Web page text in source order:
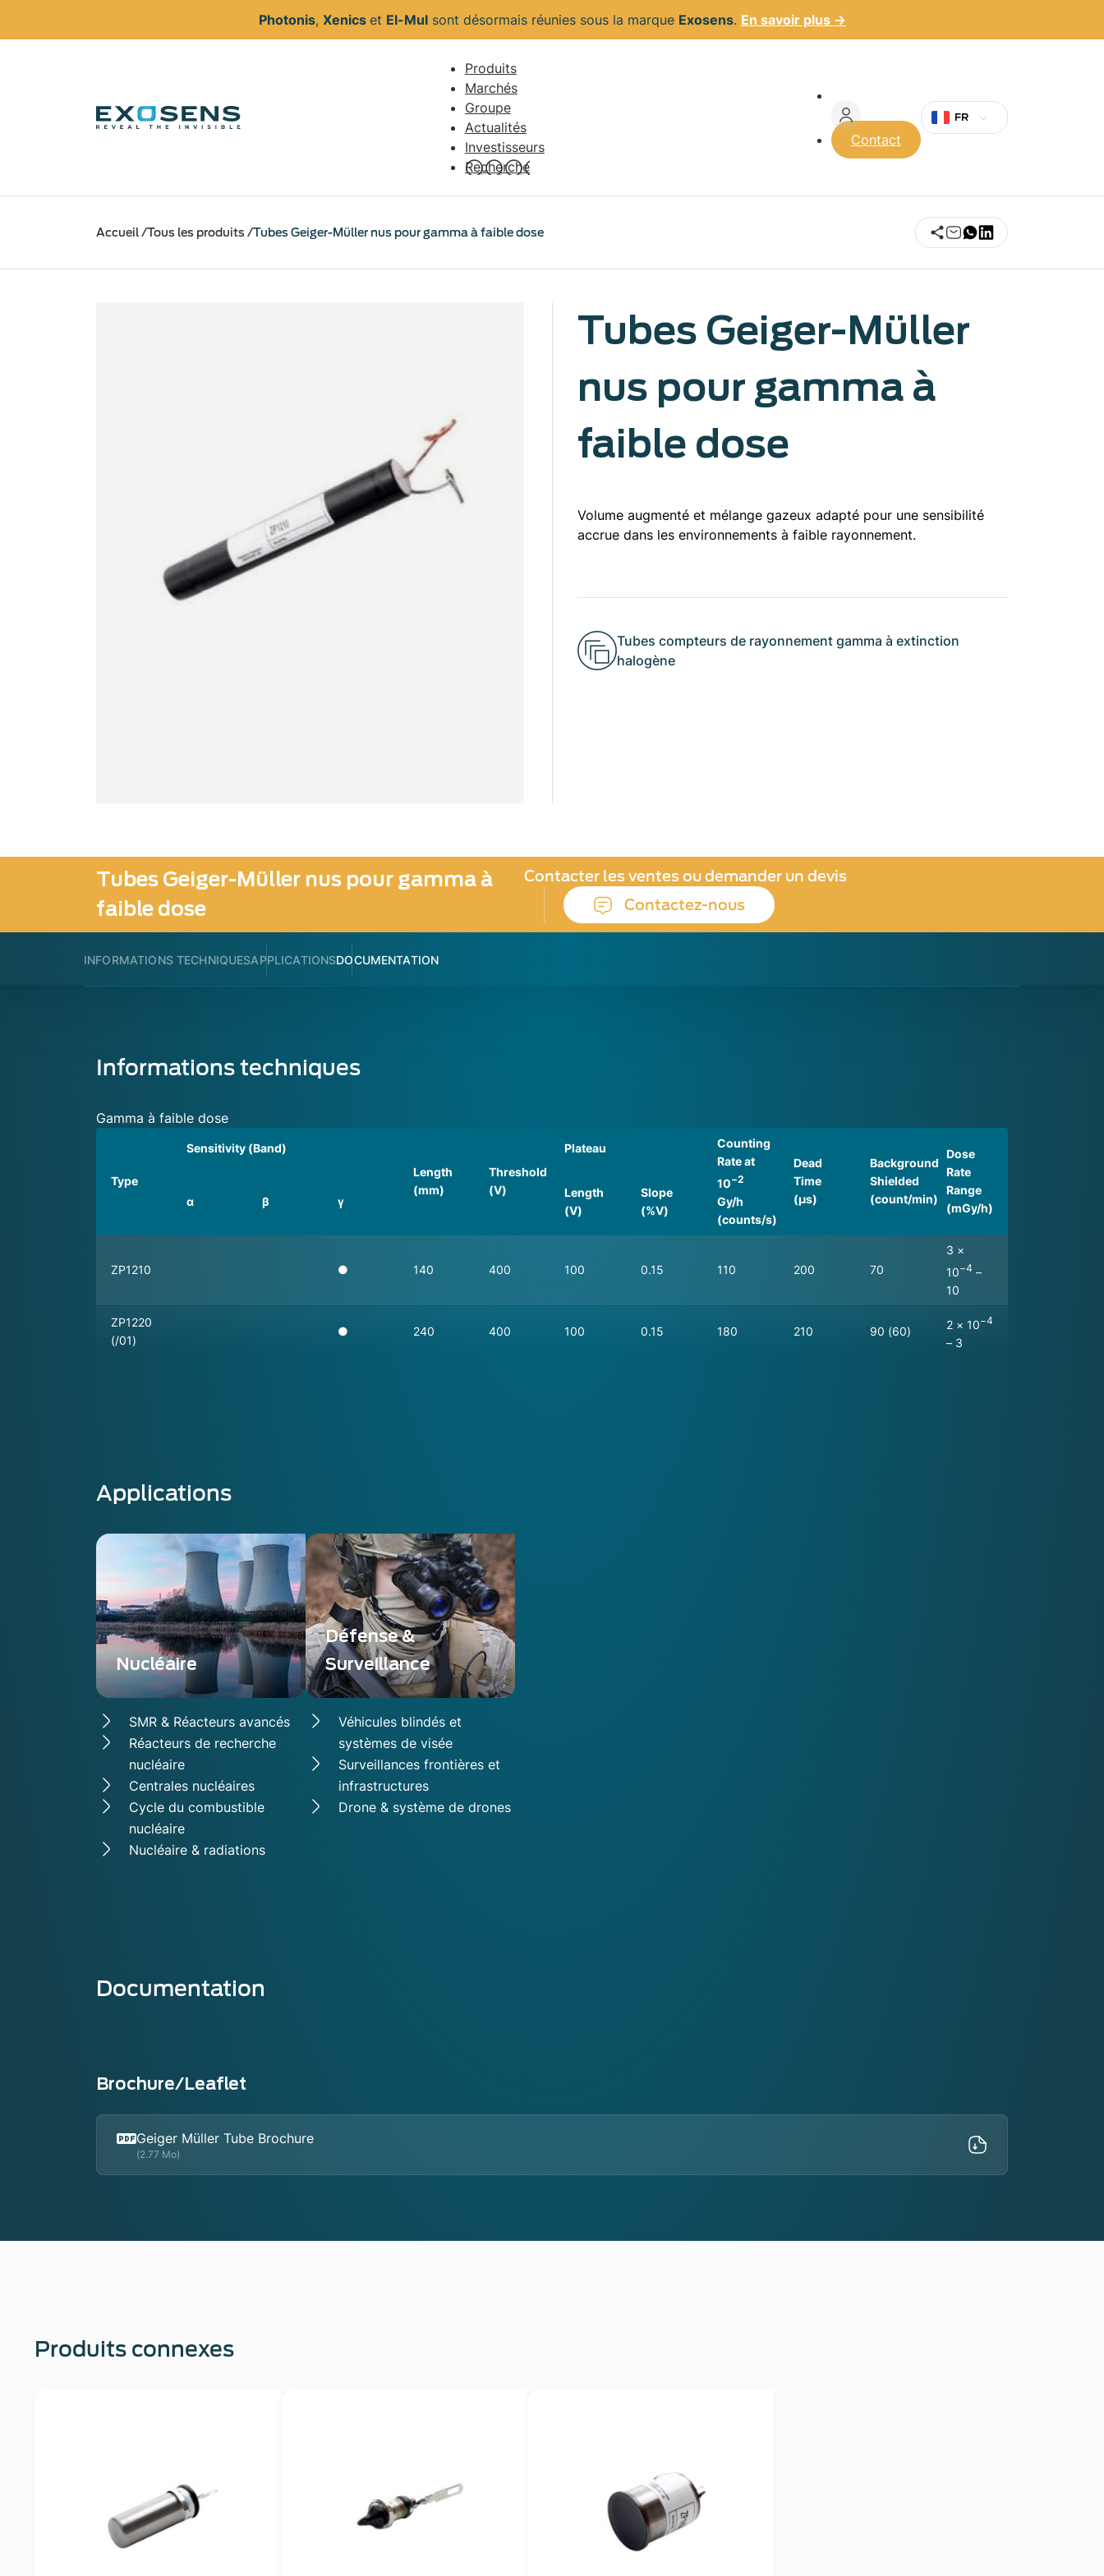
principal
Photonis, Xenics et El-Mulsont désormais réunies sous la marque Exosens. En savoir plus →
Menu
compte
l'utilisateur
Contact
FR
Navigation
principale
Produits
Marchés
Groupe
Actualités
Investisseurs
Recherche
Accueil Tous les produits Tubes Geiger-Müller nus pour gamma à faible dose
Tubes Geiger-Müller
nus pour gamma à
faible dose
Volume augmenté et mélange gazeux adapté pour une sensibilité
accrue dans les environnements à faible rayonnement.
Tubes compteurs de rayonnement gamma à extinction
halogène
Tubes Geiger-Müller nus pour gamma à
faible dose
Contacter les ventes ou demander un devis
Contactez-nous
INFORMATIONS TECHNIQUESAPPLICATIONSDOCUMENTATION
Informations techniques
Gamma à faible dose
Type
Sensitivity (Band)
Length
(mm)
Threshold
(V)
Plateau
Counting
Rate at
10−2
Gy/h
(counts/s)
Dead
Time
(µs)
Background
Shielded
(count/min)
Dose
Rate
Range
(mGy/h)
α β γ
Length
(V)
Slope
(%V)
ZP1210 ● 140 400 100 0.15 110 200 70
3 ×
10−4 –
10
ZP1220
(/01)
● 240 400 100 0.15 180 210 90 (60) 2 × 10−4
– 3
Applications
Nucléaire
SMR & Réacteurs avancés
Réacteurs de recherche
nucléaire
Centrales nucléaires
Cycle du combustible
nucléaire
Nucléaire & radiations
Défense &
Surveillance
Véhicules blindés et
systèmes de visée
Surveillances frontières et
infrastructures
Drone & système de drones
Documentation
Brochure/Leaflet
Geiger Müller Tube Brochure
(2.77 Mo)
Produits connexes